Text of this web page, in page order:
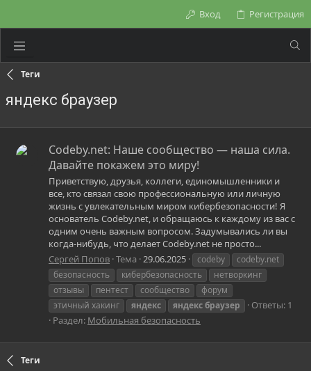
Вход Регистрация
Теги
яндекс браузер
Codeby.net: Наше сообщество — наша сила.
Давайте покажем это миру!
Приветствую, друзья, коллеги, единомышленники и
все, кто связал свою профессиональную или личную
жизнь с увлекательным миром кибербезопасности! Я
основатель Codeby.net, и обращаюсь к каждому из вас с
одним очень важным вопросом. Задумывались ли вы
когда-нибудь, что делает Codeby.net не просто...
Сергей Попов Тема 29.06.2025 codeby
codeby.net
безопасность
кибербезопасность
нетворкинг
отзывы
пентест сообщество
форум
этичный хакинг
яндекс яндексбраузер
Ответы: 1
Раздел: Мобильная безопасность
Теги